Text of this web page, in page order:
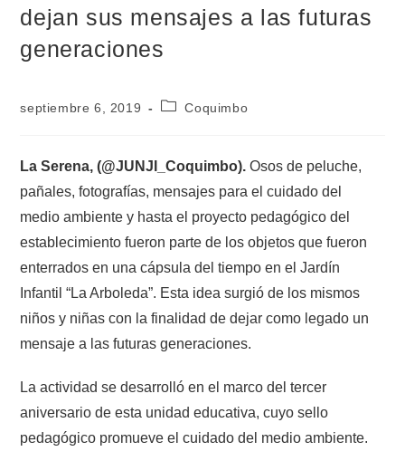
dejan sus mensajes a las futuras
generaciones
septiembre 6, 2019 Coquimbo
La Serena, (@JUNJI_Coquimbo). Osos de peluche,
pañales, fotografías, mensajes para el cuidado del
medio ambiente y hasta el proyecto pedagógico del
establecimiento fueron parte de los objetos que fueron
enterrados en una cápsula del tiempo en el Jardín
Infantil “La Arboleda”. Esta idea surgió de los mismos
niños y niñas con la finalidad de dejar como legado un
mensaje a las futuras generaciones.
La actividad se desarrolló en el marco del tercer
aniversario de esta unidad educativa, cuyo sello
pedagógico promueve el cuidado del medio ambiente.